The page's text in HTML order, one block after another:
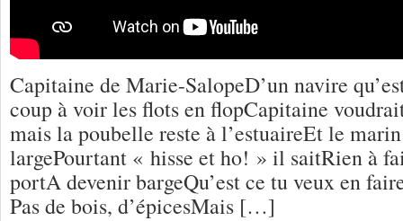
Capitaine de Marie-SalopeD’un navire
coup à voir les flots en flopCapitaine
mais la poubelle reste à l’estuaireEt le
largePourtant « hisse et ho! » il saitRien à
portA devenir bargeQu’est ce tu veux en
Pas de bois, d’épicesMais […]